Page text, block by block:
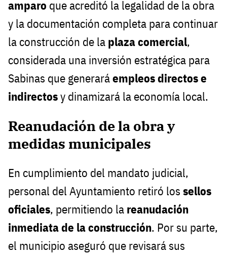
amparo que acreditó la legalidad de la obra
y la documentación completa para continuar
la construcción de la plaza comercial,
considerada una inversión estratégica para
Sabinas que generaráempleos directos e
indirectosy dinamizará la economía local.
Reanudación de la obra y
medidas municipales
En cumplimiento del mandato judicial,
personal del Ayuntamiento retiró los sellos
oficiales, permitiendo la reanudación
inmediata de la construcción. Por su parte,
el municipio aseguró que revisará sus